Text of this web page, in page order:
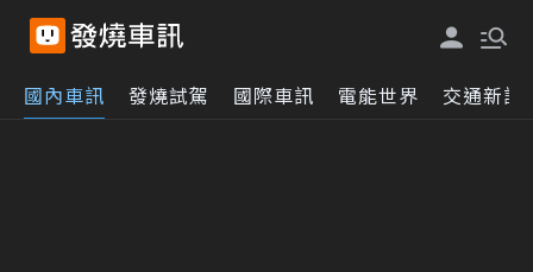
國內車訊 發燒試駕 國際車訊 電能世界 交通新訊